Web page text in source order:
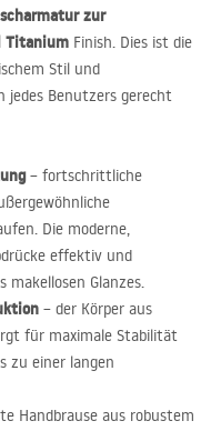
zur
Titanium Finish. Dies ist die
Stil und
jedes Benutzers gerecht
– fortschrittliche
Die moderne,
effektiv und
makellosen Glanzes.
– der Körper aus
für maximale Stabilität
zu einer langen
Handbrause aus robustem